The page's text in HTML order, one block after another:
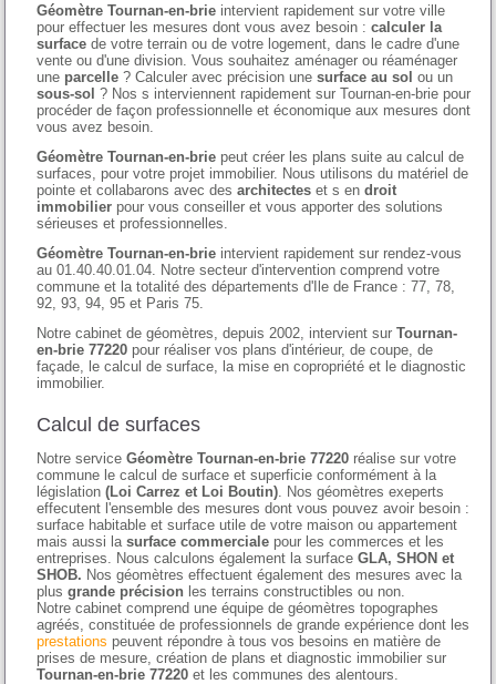
Géomètre Tournan-en-brie intervient rapidement sur votre ville
pour effectuer les mesures dont vous avez besoin :calculer la
surface de votre terrain ou de votre logement, dans le cadre d'une
vente ou d'une division. Vous souhaitez aménager ou réaménager
une parcelle ? Calculer avec précision unesurface au sol ou un
sous-sol ? Nos s interviennent rapidement sur Tournan-en-brie pour
procéder de façon professionnelle et économique aux mesures dont
vous avez besoin.
Géomètre Tournan-en-brie peut créer les plans suite au calcul de
surfaces, pour votre projet immobilier. Nous utilisons du matériel de
pointe et collabarons avec desarchitectes et s endroit
immobilier pour vous conseiller et vous apporter des solutions
sérieuses et professionnelles.
Géomètre Tournan-en-brie intervient rapidement sur rendez-vous
au 01.40.40.01.04. Notre secteur d'intervention comprend votre
commune et la totalité des départements d'Ile de France : 77, 78,
92, 93, 94, 95 et Paris 75.
Notre cabinet de géomètres, depuis 2002, intervient surTournan-
en-brie 77220 pour réaliser vos plans d'intérieur, de coupe, de
façade, le calcul de surface, la mise en copropriété et le diagnostic
immobilier.
Calcul de surfaces
Notre serviceGéomètre Tournan-en-brie 77220 réalise sur votre
commune le calcul de surface et superficie conformément à la
législation(Loi Carrez et Loi Boutin) . Nos géomètres exeperts
effecutent l'ensemble des mesures dont vous pouvez avoir besoin :
surface habitable et surface utile de votre maison ou appartement
mais aussi lasurface commerciale pour les commerces et les
entreprises. Nous calculons également la surfaceGLA, SHON et
SHOB. Nos géomètres effectuent également des mesures avec la
plusgrande précision les terrains constructibles ou non.
Notre cabinet comprend une équipe de géomètres topographes
agréés, constituée de professionnels de grande expérience dont les
prestations peuvent répondre à tous vos besoins en matière de
prises de mesure, création de plans et diagnostic immobilier sur
Tournan-en-brie 77220 et les communes des alentours.